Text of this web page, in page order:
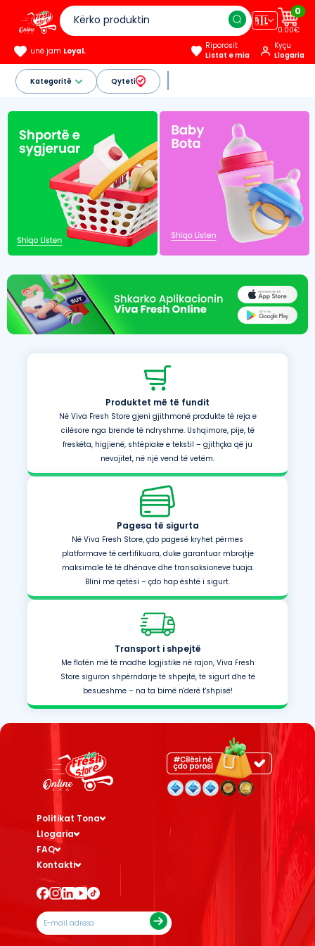
🇦🇱
0
0.00€
unë jam Loyal.
Riporosit
Listat e mia
Kyçu
Llogaria
Kategoritë Qyteti
Produktet më të fundit
Në Viva Fresh Store gjeni gjithmonë produkte të reja e
cilësore nga brende të ndryshme. Ushqimore, pije, të
freskëta, higjienë, shtëpiake e tekstil – gjithçka që ju
nevojitet, në një vend të vetëm.
Pagesa të sigurta
Në Viva Fresh Store, çdo pagesë kryhet përmes
platformave të certifikuara, duke garantuar mbrojtje
maksimale të të dhënave dhe transaksioneve tuaja.
Blini me qetësi – çdo hap është i sigurt.
Transport i shpejtë
Me flotën më të madhe logjistike në rajon, Viva Fresh
Store siguron shpërndarje të shpejtë, të sigurt dhe të
besueshme – na ta bimë n'derë t'shpisë!
Politikat Tona
Llogaria
FAQ
Kontakti